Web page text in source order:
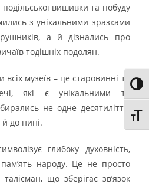
вишивки та побуду
з унікальними зразками
а й дізнались про
тодішніх подолян.
музеїв – це старовинні та
які є унікальними та
не одне десятиліття,
й до нині.
глибоку духовність,
пам’ять народу. Це не просто
що зберігає зв’язок